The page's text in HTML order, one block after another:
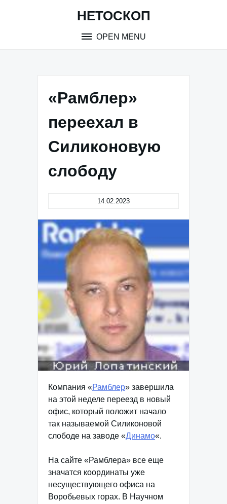
НЕТОСКОП
OPEN MENU
«Рамблер»
переехал в
Силиконовую
слободу
14.02.2023
Компания «Рамблер» завершила
на этой неделе переезд в новый
офис, который положит начало
так называемой Силиконовой
слободе на заводе «Динамо«.
На сайте «Рамблера» все еще
значатся координаты уже
несуществующего офиса на
Воробьевых горах. В Научном